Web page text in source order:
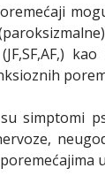
simptomi